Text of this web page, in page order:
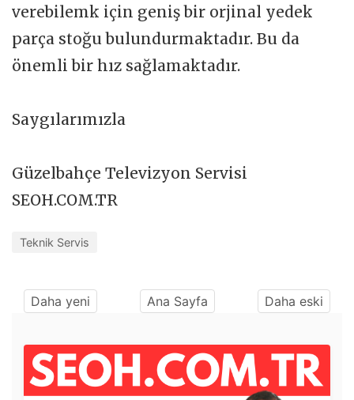
verebilemk için geniş bir orjinal yedek
parça stoğu bulundurmaktadır. Bu da
önemli bir hız sağlamaktadır.
Saygılarımızla
Güzelbahçe Televizyon Servisi
SEOH.COM.TR
Teknik Servis
Daha yeni Ana Sayfa Daha eski